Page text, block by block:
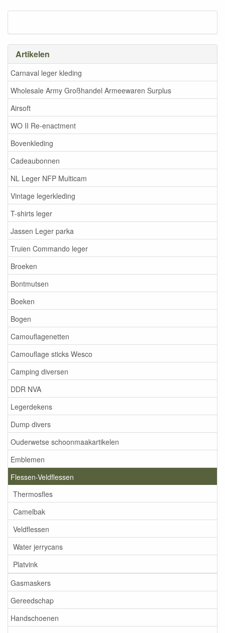
Artikelen
Carnaval leger kleding
Wholesale Army Großhandel Armeewaren Surplus
Airsoft
WO II Re-enactment
Bovenkleding
Cadeaubonnen
NL Leger NFP Multicam
Vintage legerkleding
T-shirts leger
Jassen Leger parka
Truien Commando leger
Broeken
Bontmutsen
Boeken
Bogen
Camouflagenetten
Camouflage sticks Wesco
Camping diversen
DDR NVA
Legerdekens
Dump divers
Ouderwetse schoonmaakartikelen
Emblemen
Flessen-Veldflessen
Thermosfles
Camelbak
Veldflessen
Water jerrycans
Platvink
Gasmaskers
Gereedschap
Handschoenen